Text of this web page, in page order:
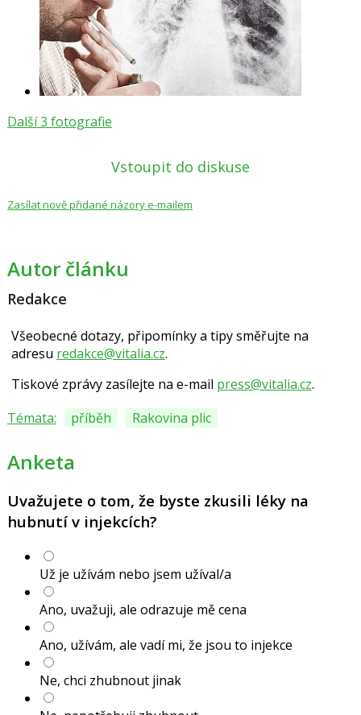
Další 3 fotografie
Vstoupit do diskuse
Zasílat nově přidané názory e-mailem
Autor článku
Redakce
Všeobecné dotazy, připomínky a tipy směřujte na
adresu redakce@vitalia.cz.
Tiskové zprávy zasílejte na e-mail press@vitalia.cz.
Témata:
příběh Rakovina plic
Anketa
Uvažujete o tom, že byste zkusili léky na
hubnutí v injekcích?
Už je užívám nebo jsem užíval/a
Ano, uvažuji, ale odrazuje mě cena
Ano, užívám, ale vadí mi, že jsou to injekce
Ne, chci zhubnout jinak